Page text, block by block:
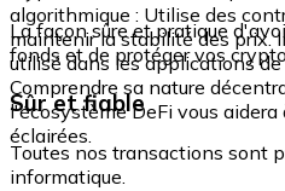
algorithmique : Utilise des
maintenir la stabilité des prix.
utilisé dans les applications
Comprendre sa nature
l'écosystème DeFi vous
éclairées.
La façon sûre et pratique
fonds et de protéger vos
Sûr et fiable
Toutes nos transactions sont
informatique.